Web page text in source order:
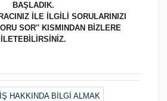
BAŞLADIK.
İLE İLGİLİ SORULARINIZI
SOR'' KISMINDAN BİZLERE
İLETEBİLİRSİNİZ.